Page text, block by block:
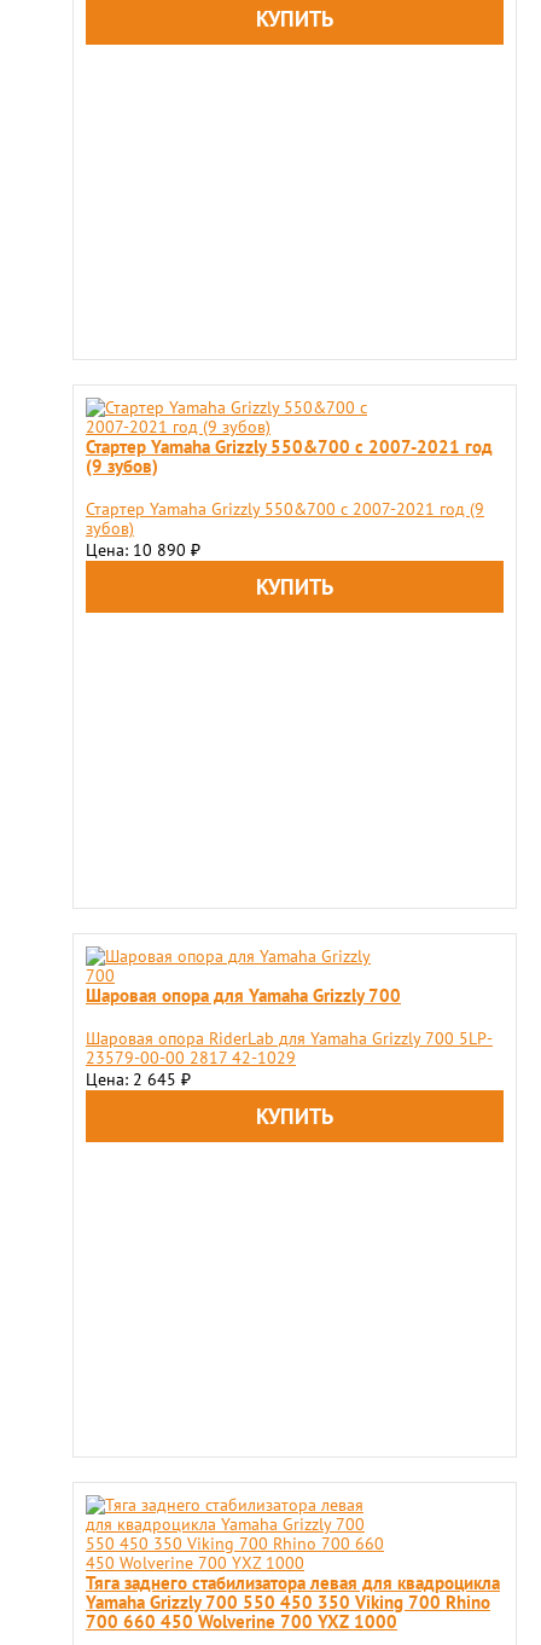
Стартер Yamaha Grizzly 550&700 c 2007-2021 год
(9 зубов)
Стартер Yamaha Grizzly 550&700 c 2007-2021 год (9
зубов)
Цена: 10 890 ₽
Шаровая опора для Yamaha Grizzly 700
Шаровая опора RiderLab для Yamaha Grizzly 700 5LP-
23579-00-00 2817 42-1029
Цена: 2 645 ₽
Тяга заднего стабилизатора левая для квадроцикла
Yamaha Grizzly 700 550 450 350 Viking 700 Rhino
700 660 450 Wolverine 700 YXZ 1000